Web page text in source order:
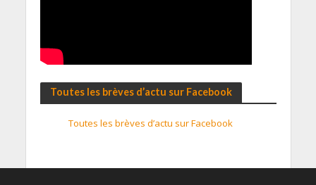
Toutes les brèves d’actu sur Facebook
Toutes les brèves d’actu sur Facebook